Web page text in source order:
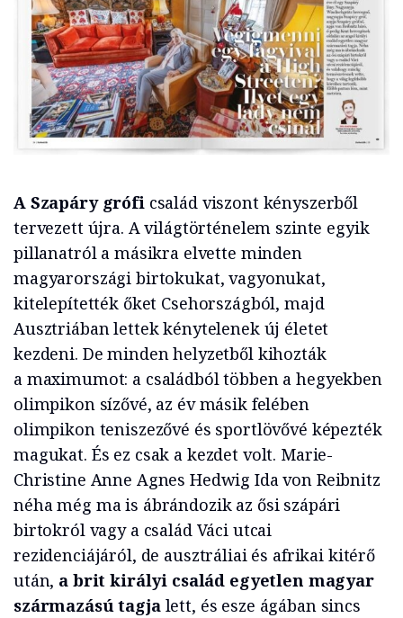
A Szapáry gróficsalád viszont kényszerből
tervezett újra. A világtörténelem szinte egyik
pillanatról a másikra elvette minden
magyarországi birtokukat, vagyonukat,
kitelepítették őket Csehországból, majd
Ausztriában lettek kénytelenek új életet
kezdeni. De minden helyzetből kihozták
a maximumot: a családból többen a hegyekben
olimpikon sízővé, az év másik felében
olimpikon teniszezővé és sportlövővé képezték
magukat. És ez csak a kezdet volt. Marie-
Christine Anne Agnes Hedwig Ida von Reibnitz
néha még ma is ábrándozik az ősi szápári
birtokról vagy a család Váci utcai
rezidenciájáról, de ausztráliai és afrikai kitérő
után, a brit királyi család egyetlen magyar
származású tagjalett, és esze ágában sincs